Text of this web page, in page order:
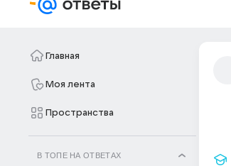
Главная
Моя лента
Пространства
В ТОПЕ НА ОТВЕТАХ